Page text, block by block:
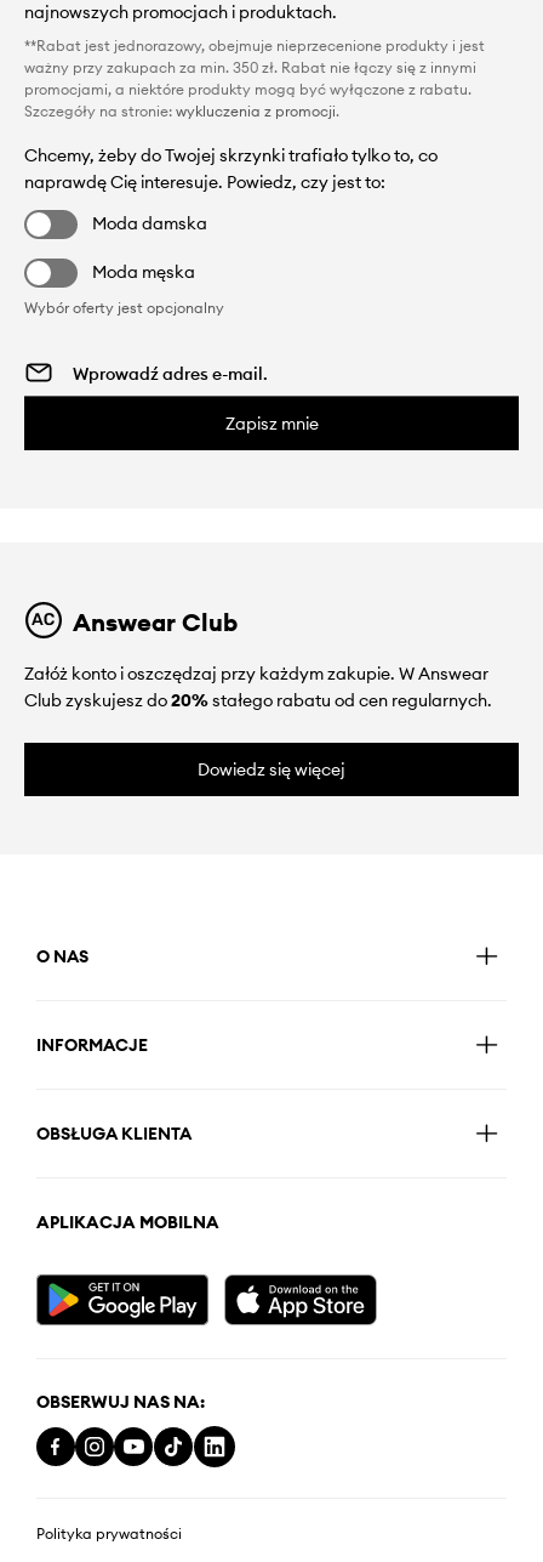
najnowszych promocjach i produktach.
**Rabat jest jednorazowy, obejmuje nieprzecenione produkty i jest
ważny przy zakupach za min. 350 zł. Rabat nie łączy się z innymi
promocjami, a niektóre produkty mogą być wyłączone z rabatu.
Szczegóły na stronie: wykluczenia z promocji.
Chcemy, żeby do Twojej skrzynki trafiało tylko to, co
naprawdę Cię interesuje. Powiedz, czy jest to:
Moda damska
Moda męska
Wybór oferty jest opcjonalny
Zapisz mnie
Answear Club
Załóż konto i oszczędzaj przy każdym zakupie. W Answear
Club zyskujesz do20%stałego rabatu od cen regularnych.
Dowiedz się więcej
O NAS
INFORMACJE
OBSŁUGA KLIENTA
APLIKACJA MOBILNA
OBSERWUJ NAS NA:
Polityka prywatności